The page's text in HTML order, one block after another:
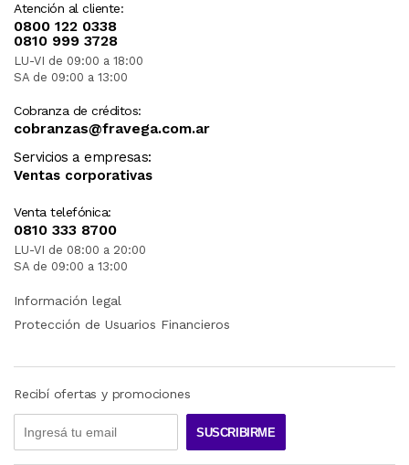
Atención al cliente:
0800 122 0338
0810 999 3728
LU-VI de 09:00 a 18:00
SA de 09:00 a 13:00
Cobranza de créditos:
cobranzas@fravega.com.ar
Servicios a empresas:
Ventas corporativas
Venta telefónica:
0810 333 8700
LU-VI de 08:00 a 20:00
SA de 09:00 a 13:00
Información legal
Protección de Usuarios Financieros
Recibí ofertas y promociones
SUSCRIBIRME